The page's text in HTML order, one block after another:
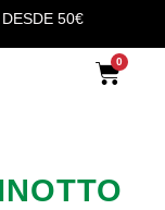
50€